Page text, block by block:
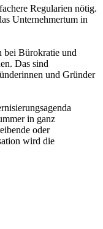
Regularien nötig.
Unternehmertum in
bei Bürokratie und
Das sind
und Gründer
in ganz
oder
wird die